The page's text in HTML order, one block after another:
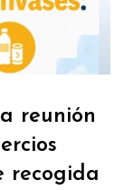
reunión
recogida